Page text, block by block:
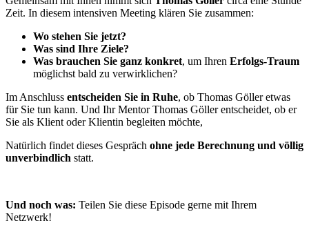
Zeit. In diesem intensiven Meeting klären Sie zusammen:
Wo stehen Sie jetzt?
Was sind Ihre Ziele?
Was brauchen Sie ganz konkret, um Ihren Erfolgs-Traum
möglichst bald zu verwirklichen?
Im Anschluss entscheiden Sie in Ruhe, ob Thomas Göller etwas
für Sie tun kann. Und Ihr Mentor Thomas Göller entscheidet, ob er
Sie als Klient oder Klientin begleiten möchte,
Natürlich findet dieses Gespräch ohne jede Berechnung und völlig
unverbindlich statt.
Und noch was: Teilen Sie diese Episode gerne mit Ihrem
Netzwerk!